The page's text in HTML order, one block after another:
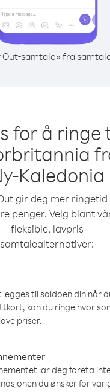
Out-samtale» fra
for å ringe
Kaledonia
gir deg mer
penger. Velg blant
fleksible, lavpris
samtalealternativer:
til saldoen din når
kan du ringe hvor
priser.
lar deg foreta
du ønsker for